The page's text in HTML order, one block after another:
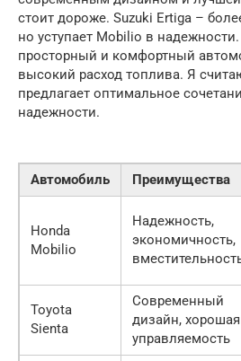
стоит дороже. Suzuki Ertiga –
но уступает Mobilio в
просторный и комфортный
высокий расход топлива. Я
предлагает оптимальное
надежности.
Автомобиль Преимущества
Honda
Mobilio
Надежность,
экономичность,
Toyota
Sienta
Современный
дизайн, хорошая
управляемость